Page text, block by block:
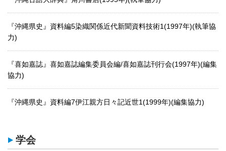
『沖縄県史』資料編5染織関係近代新聞資料技術1(1997年)(執筆協
力)
『喜如嘉誌』喜如嘉誌編集委員会編/喜如嘉誌刊行会(1997年)(編集
協力)
『沖縄県史』資料編7伊江親方日々記近世1(1999年)(編集協力)
学会